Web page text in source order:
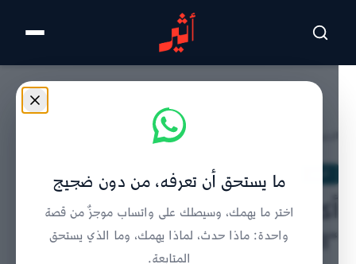
تخطى للمحتوى الرئيسي
أكثر من 750 شخصًا يترشّحون لـ
“المجالس البلدية”
ما يستحق أن تعرفه، من دون ضجيج
اختر ما يهمك، وسيصلك على واتساب موجزٌ من قصة
واحدة: ماذا حدث، لماذا يهمك، وما الذي يستحق
المتابعة.